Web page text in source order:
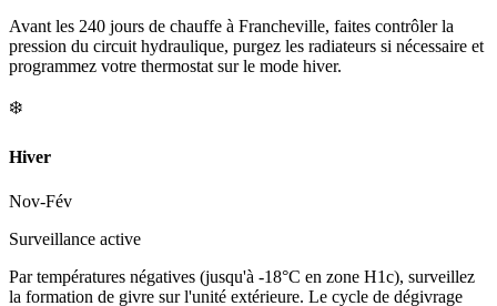
Avant les 240 jours de chauffe à Francheville, faites contrôler la
pression du circuit hydraulique, purgez les radiateurs si nécessaire et
programmez votre thermostat sur le mode hiver.
❄️
Hiver
Nov-Fév
Surveillance active
Par températures négatives (jusqu'à -18°C en zone H1c), surveillez
la formation de givre sur l'unité extérieure. Le cycle de dégivrage